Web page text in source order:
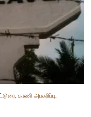
, காணி அபகரிப்பு,